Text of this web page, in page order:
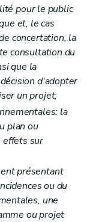
développement durable
sur l'environnement
publique
sur l'environnement
pour le public
et, le cas
concertation, la
consultation du
que la
d'adopter
un projet;
la
plan ou
effets sur
présentant
ou du
une
ou projet